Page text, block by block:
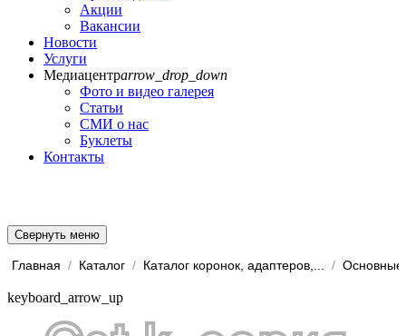
Акции
Вакансии
Новости
Услуги
Медиацентрarrow_drop_down
Фото и видео галерея
Статьи
СМИ о нас
Буклеты
Контакты
Свернуть меню
Главная / Каталог / Каталог коронок, адаптеров,... / Основные
keyboard_arrow_up